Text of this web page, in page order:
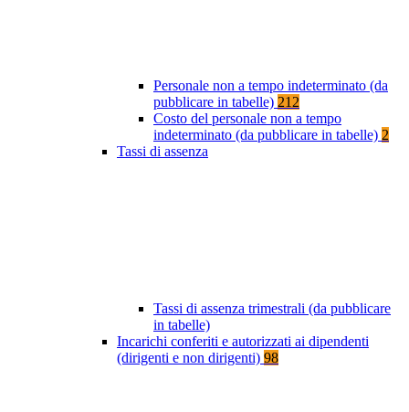
Personale non a tempo indeterminato (da
pubblicare in tabelle) 212
Costo del personale non a tempo
indeterminato (da pubblicare in tabelle) 2
Tassi di assenza
Tassi di assenza trimestrali (da pubblicare
in tabelle)
Incarichi conferiti e autorizzati ai dipendenti
(dirigenti e non dirigenti) 98